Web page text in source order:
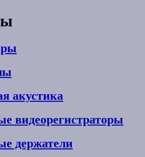
акустика
видеорегистраторы
держатели